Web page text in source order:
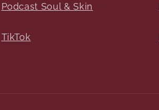
Podcast Soul & Skin
TikTok